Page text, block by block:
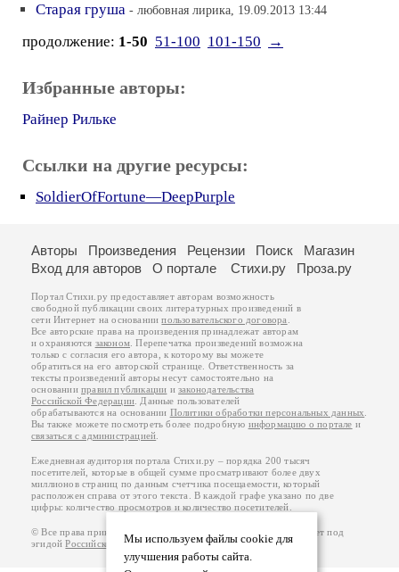
Старая груша - любовная лирика, 19.09.2013 13:44
продолжение: 1-50 51-100 101-150 →
Избранные авторы:
Райнер Рильке
Ссылки на другие ресурсы:
SoldierOfFortune—DeepPurple
Мы используем файлы cookie для
улучшения работы сайта.
Авторы Произведения Рецензии Поиск
Магазин
Вход для авторов
О портале Стихи.ру Проза.ру
Портал Стихи.ру предоставляет авторам возможность
свободной публикации своих литературных произведений в
сети Интернет на основаниипользовательского договора
Все авторские права на произведения принадлежат авторам
и охраняются законом . Перепечатка произведений возможна
только с согласия его автора, к которому вы можете
обратиться на его авторской странице. Ответственность за
тексты произведений авторы несут самостоятельно на
основанииправил публикации изаконодательства
Российской Федерации . Данные пользователей
обрабатываются на основании Политики обработки персональных данных
Вы также можете посмотреть более подробную информацию о портале и
связаться с администрацией
Ежедневная аудитория портала Стихи.ру – порядка 200 тысяч
посетителей, которые в общей сумме просматривают более двух
миллионов страниц по данным счетчика посещаемости, который
расположен справа от этого текста. В каждой графе указано по две
цифры: количество просмотров и количество посетителей.
© Все права принадлежат авторам, 2000-2026. Портал работает под
эгидойРоссийского союза писателей.18+